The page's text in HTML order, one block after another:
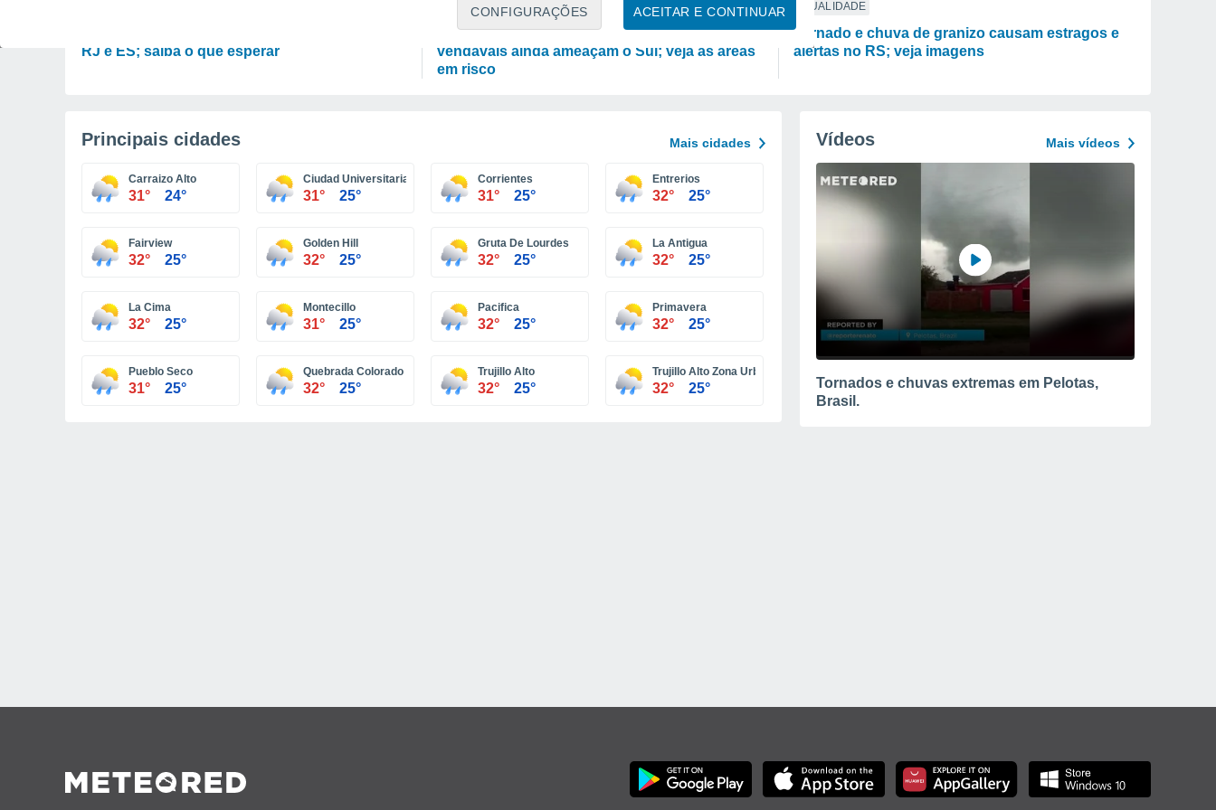
ACEITAR E CONTINUAR
CONFIGURAÇÕES
RJ e ES; saiba o que esperar
PREVISÃO
Chuva de mais de 100 mm, tempestades e
vendavais ainda ameaçam o Sul; veja as áreas
em risco
ATUALIDADE
Tornado e chuva de granizo causam estragos e
alertas no RS; veja imagens
Principais cidades Mais cidades
Carraizo Alto
31° 24°
Ciudad Universitaria
31° 25°
Corrientes
31° 25°
Entrerios
32° 25°
Fairview
32° 25°
Golden Hill
32° 25°
Gruta De Lourdes
32° 25°
La Antigua
32° 25°
La Cima
32° 25°
Montecillo
31° 25°
Pacifica
32° 25°
Primavera
32° 25°
Pueblo Seco
31° 25°
Quebrada Colorado
32° 25°
Trujillo Alto
32° 25°
Trujillo Alto Zona Urbana
32° 25°
Vídeos Mais vídeos
Tornados e chuvas extremas em Pelotas,
Brasil.